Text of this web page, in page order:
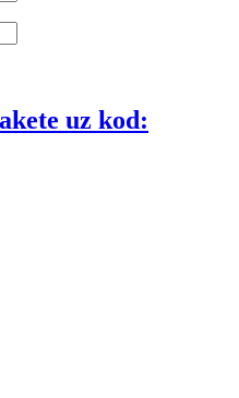
uz kod: